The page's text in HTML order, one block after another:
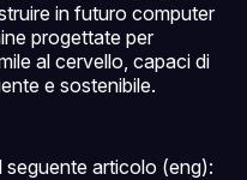
in futuro computer
progettate per
al cervello, capaci di
e sostenibile.
articolo (eng):